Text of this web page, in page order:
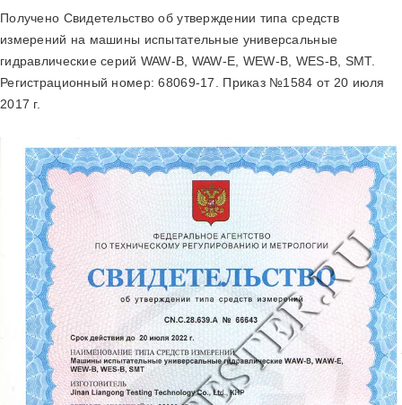
Получено Свидетельство об утверждении типа средств
измерений на машины испытательные универсальные
гидравлические серий WAW-B, WAW-E, WEW-B, WES-B, SMT.
Регистрационный номер: 68069-17. Приказ №1584 от 20 июля
2017 г.